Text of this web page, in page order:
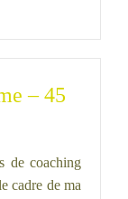
– 45
de coaching
cadre de ma